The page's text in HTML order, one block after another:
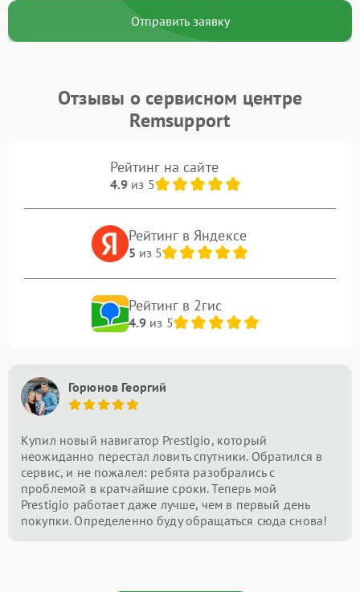
Отправить заявку
Отзывы о сервисном центре
Remsupport
Рейтинг на сайте
4.9из 5
Рейтинг в Яндексе
5 из 5
Рейтинг в 2гис
4.9из 5
Горюнов Георгий
Купил новый навигатор Prestigio, который
неожиданно перестал ловить спутники. Обратился в
сервис, и не пожалел: ребята разобрались с
проблемой в кратчайшие сроки. Теперь мой
Prestigio работает даже лучше, чем в первый день
покупки. Определенно буду обращаться сюда снова!